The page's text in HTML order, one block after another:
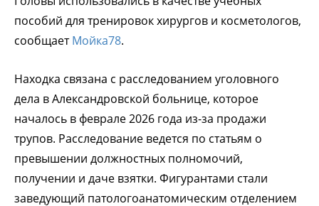
пособий для тренировок хирургов и косметологов,
сообщаетМойка78.
Находка связана с расследованием уголовного
дела в Александровской больнице, которое
началось в феврале 2026 года из-за продажи
трупов. Расследование ведется по статьям о
превышении должностных полномочий,
получении и даче взятки. Фигурантами стали
заведующий патологоанатомическим отделением